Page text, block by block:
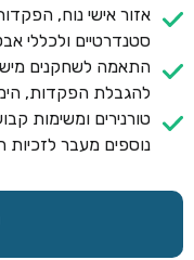
אזור אישי נוח,
סטנדרטיים ולכללי
התאמה לשחקנים
להגבלת הפקדות,
טורנירים ומשימות
נוספים מעבר לזכיות